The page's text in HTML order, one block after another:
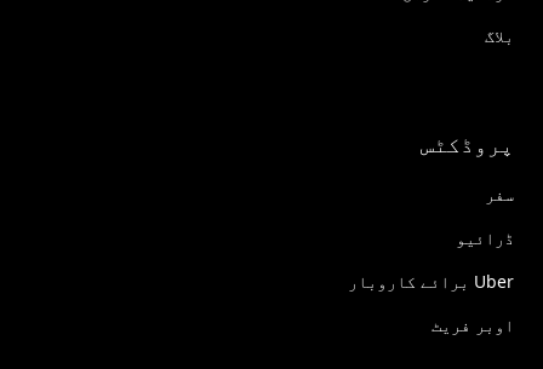
بلاگ
پروڈکٹس
سفر
ڈرائیو
Uber برائے کاروبار
اوبر فریٹ